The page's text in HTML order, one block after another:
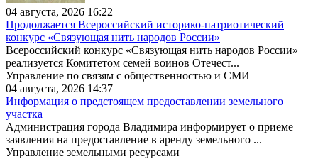
04 августа, 2026 16:22
Продолжается Всероссийский историко-патриотический
конкурс «Связующая нить народов России»
Всероссийский конкурс «Связующая нить народов России»
реализуется Комитетом семей воинов Отечест...
Управление по связям с общественностью и СМИ
04 августа, 2026 14:37
Информация о предстоящем предоставлении земельного
участка
Администрация города Владимира информирует о приеме
заявления на предоставление в аренду земельного ...
Управление земельными ресурсами